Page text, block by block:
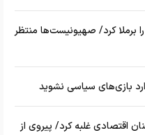
برملا کرد/ صهیونیست‌ها منتظر
بازی‌های سیاسی نشوید
اقتصادی غلبه کرد/ پیروی از